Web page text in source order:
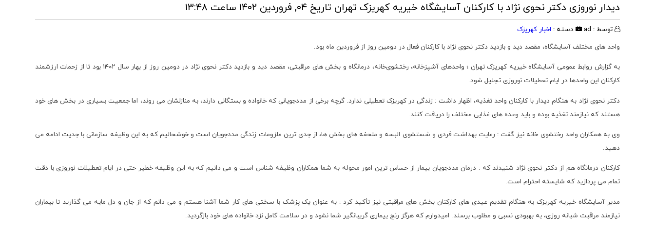
دیدار نوروزی دکتر نحوی نژاد با کارکنان آسایشگاه خیریه کهریزک تهران تاریخ ۰۴, فروردین ۱۴۰۲ ساعت ۱۳:۴۸
توسط : ad دسته : اخبار کهریزک
واحد های مختلف آسایشگاه، مقصد دید و بازدید دکتر نحوی نژاد با کارکنان فعال در دومین روز از فروردین ماه بود.
به گزارش روابط عمومی آسایشگاه خیریه کهریزک تهران ؛ واحد‌های آشپزخانه، رختشوی‌خانه، درمانگاه و بخش های مراقبتی، مقصد دید و بازدید دکتر نحوی نژاد در دومین روز از بهار سال ۱۴۰۲ بود تا از زحمات ارزشمند
کارکنان این واحدها در ایام تعطیلات نوروزی تجلیل شود.
دکتر نحوی نژاد به هنگام دیدار با کارکنان واحد تغذیه، اظهار داشت : زندگی در کهریزک تعطیلی ندارد. گرچه برخی از مددجویانی که خانواده و بستگانی دارند، به منازلشان می روند، اما جمعیت بسیاری در بخش های خود
هستند که نیازمند تغذیه بوده و باید وعده های غذایی مختلف را دریافت کنند.
وی به همکاران واحد رختشوی خانه نیز گفت : رعایت بهداشت فردی و شستشوی البسه و ملحفه های بخش ها، از جدی ترین ملزومات زندگی مددجویان است و خوشحالیم که به این وظیفه سازمانی با جدیت ادامه می
دهید.
کارکنان درمانگاه هم از دکتر نحوی نژاد شنیدند که : درمان مددجویان بیمار از حساس ترین امور محوله به شما همکاران وظیفه شناس است و می دانیم که به این وظیفه خطیر حتی در ایام تعطیلات نوروزی با دقت
تمام می پردازید که شایسته احترام است.
مدیر آسایشگاه خیریه کهریزک به هنگام تقدیم عیدی های کارکنان بخش های مراقبتی نیز تأکید کرد : به عنوان یک پزشک با سختی های کار شما آشنا هستم و می دانم که از جان و دل مایه می گذارید تا بیماران
نیازمند مراقبت شبانه روزی، به بهبودی نسبی و مطلوب برسند. امیدوارم که هرگز رنج بیماری گریبانگیر شما نشود و در سلامت کامل نزد خانواده های خود بازگردید.